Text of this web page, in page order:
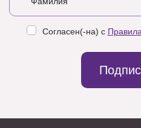
Согласен(-на) с